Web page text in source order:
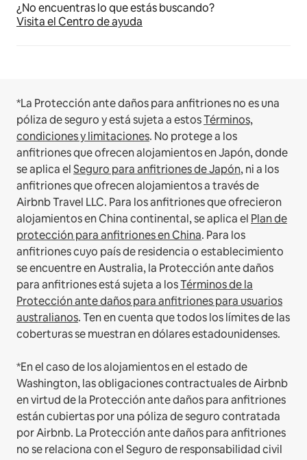
¿No encuentras lo que estás buscando?
Visita el Centro de ayuda
*La Protección ante daños para anfitriones no es una
póliza de seguro y está sujeta a estosTérminos,
condiciones y limitaciones. No protege a los
anfitriones que ofrecen alojamientos en Japón, donde
se aplica elSeguro para anfitriones de Japón, ni a los
anfitriones que ofrecen alojamientos a través de
Airbnb Travel LLC. Para los anfitriones que ofrecieron
alojamientos en China continental, se aplica el Plan de
protección para anfitriones en China. Para los
anfitriones cuyo país de residencia o establecimiento
se encuentre en Australia, la Protección ante daños
para anfitriones está sujeta a losTérminos de la
Protección ante daños para anfitriones para usuarios
australianos. Ten en cuenta que todos los límites de las
coberturas se muestran en dólares estadounidenses.
*En el caso de los alojamientos en el estado de
Washington, las obligaciones contractuales de Airbnb
en virtud de la Protección ante daños para anfitriones
están cubiertas por una póliza de seguro contratada
por Airbnb. La Protección ante daños para anfitriones
no se relaciona con el Seguro de responsabilidad civil